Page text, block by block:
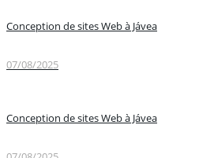
Conception de sites Web à Jávea
07/08/2025
Conception de sites Web à Jávea